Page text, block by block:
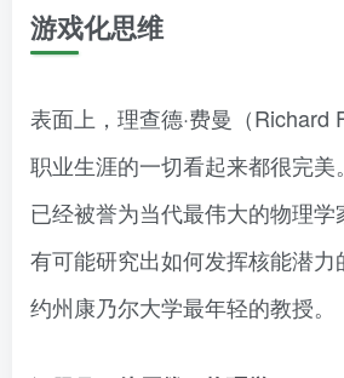
游戏化思维
表面上，理查德·费曼（Richard
职业生涯的一切看起来都很完
已经被誉为当代最伟大的物理
有可能研究出如何发挥核能潜力
约州康乃尔大学最年轻的教授。